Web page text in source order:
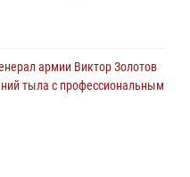
армии Виктор Золотов
тыла с профессиональным